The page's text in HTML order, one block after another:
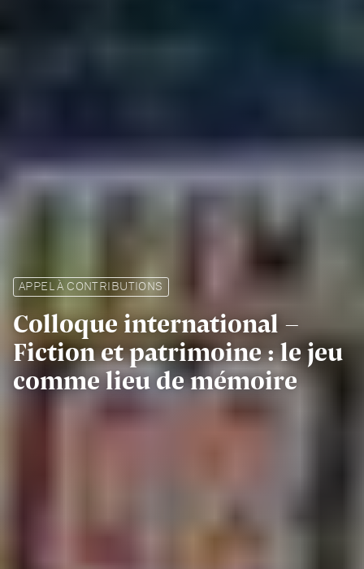
APPEL À CONTRIBUTIONS
Colloque international -
Fiction et patrimoine : le jeu
comme lieu de mémoire